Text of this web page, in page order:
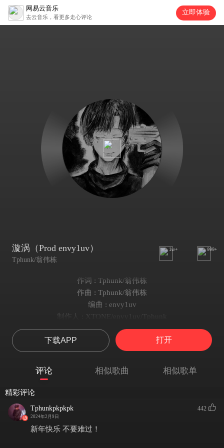
网易云音乐
去云音乐，看更多走心评论
立即体验
漩涡（Prod envy1uv）
Tphunk/翁伟栋
1w+ 999+
作词 : Tphunk/翁伟栋
作曲 : Tphunk/翁伟栋
编曲 : envy1uv
制作人 : XTONE/envy1uv/Tphunk
oh girl
你明白我的一切 我的一切
我们总是在那漩涡里找不到北
最后终究落得 我们的物是人非
成熟的代价
下载APP 打开
评论 相似歌曲 相似歌单
精彩评论
Tphunkpkpkpk
2024年2月9日
442
新年快乐 不要难过！